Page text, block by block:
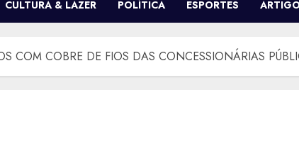
CULTURA & LAZER POLÍTICA ESPORTES
COM COBRE DE FIOS DAS CONCESSIONÁRIAS